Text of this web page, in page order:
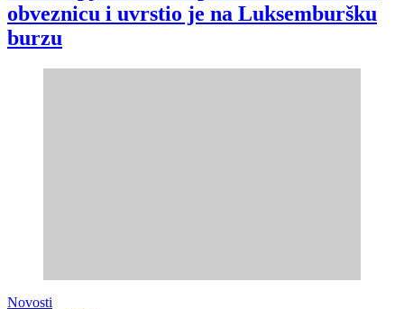
obveznicu i uvrstio je na Luksemburšku
burzu
Novosti